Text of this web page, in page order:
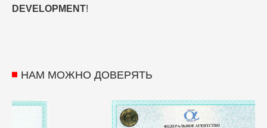
DEVELOPMENT!
НАМ МОЖНО ДОВЕРЯТЬ